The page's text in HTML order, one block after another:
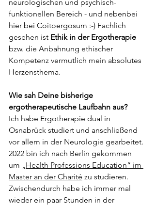
neurologischen und psychisch-
funktionellen Bereich - und nebenbei
hier bei Coitoergosum :-) Fachlich
gesehen ist Ethik in der Ergotherapie
bzw. die Anbahnung ethischer
Kompetenz vermutlich mein absolutes
Herzensthema.
Wie sah Deine bisherige
ergotherapeutische Laufbahn aus?
Ich habe Ergotherapie dual in
Osnabrück studiert und anschließend
vor allem in der Neurologie gearbeitet.
2022 bin ich nach Berlin gekommen
um „ Health Professions Education“ im
Master an der Charité zu studieren.
Zwischendurch habe ich immer mal
wieder ein paar Stunden in der